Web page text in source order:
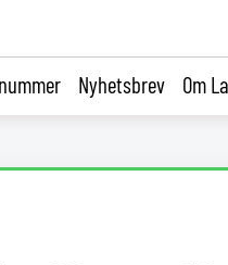
Nyhetsbrev Om